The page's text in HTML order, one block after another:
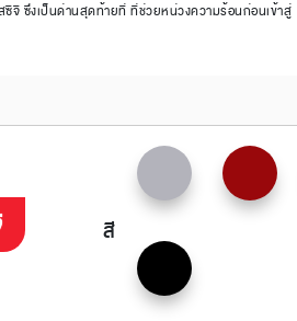
จี ซึ่งเป็นด่านสุดท้ายที่ ที่ช่วยหน่วงความร้อนก่อนเข้าสู่
สี